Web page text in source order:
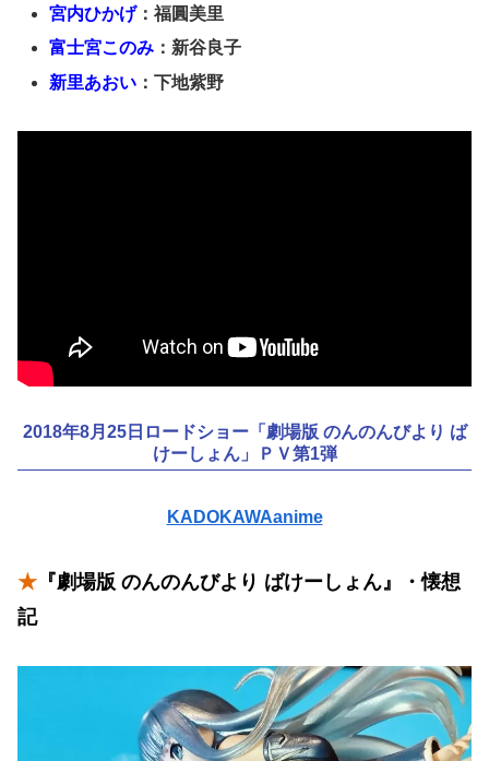
宮内ひかげ：福圓美里
富士宮このみ ：新谷良子
新里あおい ：下地紫野
2018年8月25日ロードショー「劇場版 のんのんびより ば
けーしょん」ＰＶ第1弾
KADOKAWAanime
★ 『劇場版 のんのんびより ばけーしょん』・懐想
記